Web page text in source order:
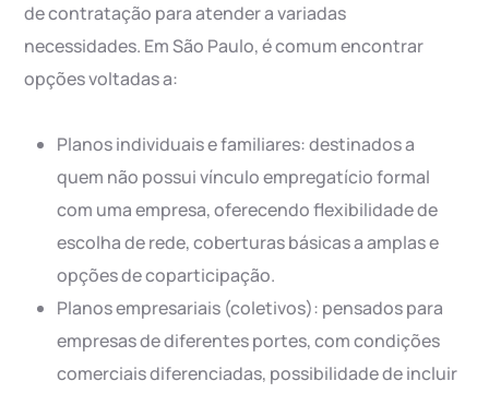
de contratação para atender a variadas
necessidades. Em São Paulo, é comum encontrar
opções voltadas a:
Planos individuais e familiares: destinados a
quem não possui vínculo empregatício formal
com uma empresa, oferecendo flexibilidade de
escolha de rede, coberturas básicas a amplas e
opções de coparticipação.
Planos empresariais (coletivos): pensados para
empresas de diferentes portes, com condições
comerciais diferenciadas, possibilidade de incluir